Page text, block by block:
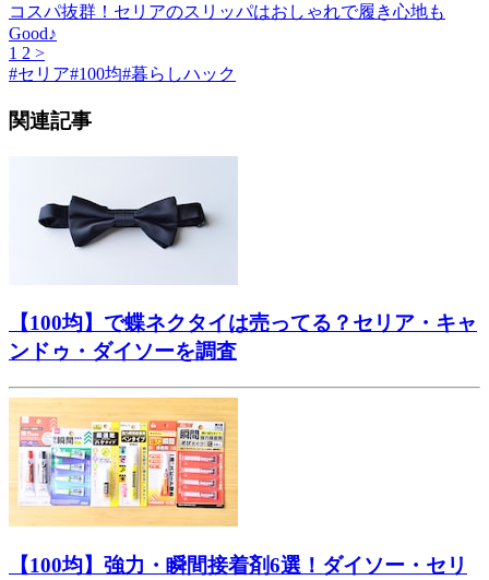
コスパ抜群！セリアのスリッパはおしゃれで履き心地も
Good♪
1 2 >
#セリア#100均#暮らしハック
関連記事
【100均】で蝶ネクタイは売ってる？セリア・キャ
ンドゥ・ダイソーを調査
【100均】強力・瞬間接着剤6選！ダイソー・セリ